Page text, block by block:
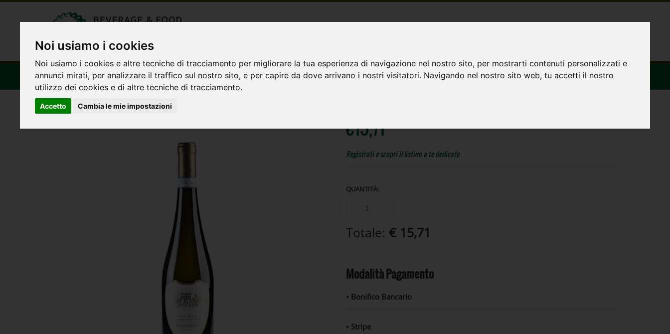
Noi usiamo i cookies
Noi usiamo i cookies e altre tecniche di tracciamento per migliorare la tua esperienza di navigazione nel nostro sito, per mostrarti contenuti personalizzati e
annunci mirati, per analizzare il traffico sul nostro sito, e per capire da dove arrivano i nostri visitatori. Navigando nel nostro sito web, tu accetti il nostro
utilizzo dei cookies e di altre tecniche di tracciamento.
Accetto Cambia le mie impostazioni
HOMEPAGE PRODOTTI OFFERTE CHI SIAMO CONTATTI
€15,71
Registrati e scopri il listino a te dedicato
QUANTITÀ:
Totale: € 15,71
Modalità Pagamento
• Bonifico Bancario
• Stripe